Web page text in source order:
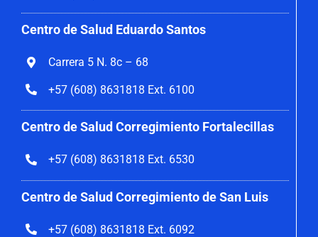
Centro de Salud Eduardo Santos
Carrera 5 N. 8c – 68
+57 (608) 8631818 Ext. 6100
Centro de Salud Corregimiento Fortalecillas
+57 (608) 8631818 Ext. 6530
Centro de Salud Corregimiento de San Luis
+57 (608) 8631818 Ext. 6092